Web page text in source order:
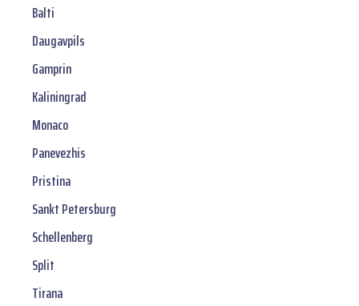
Balti
Daugavpils
Gamprin
Kaliningrad
Monaco
Panevezhis
Pristina
Sankt Petersburg
Schellenberg
Split
Tirana